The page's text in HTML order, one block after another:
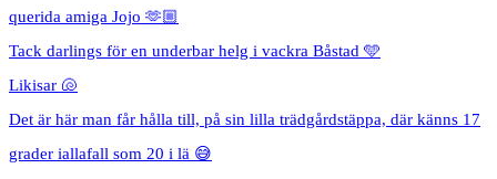
querida amiga Jojo 🫶🏼
Tack darlings för en underbar helg i vackra Båstad 🩵
Likisar 🐚
Det är här man får hålla till, på sin lilla trädgårdstäppa, där känns 17
grader iallafall som 20 i lä 😅